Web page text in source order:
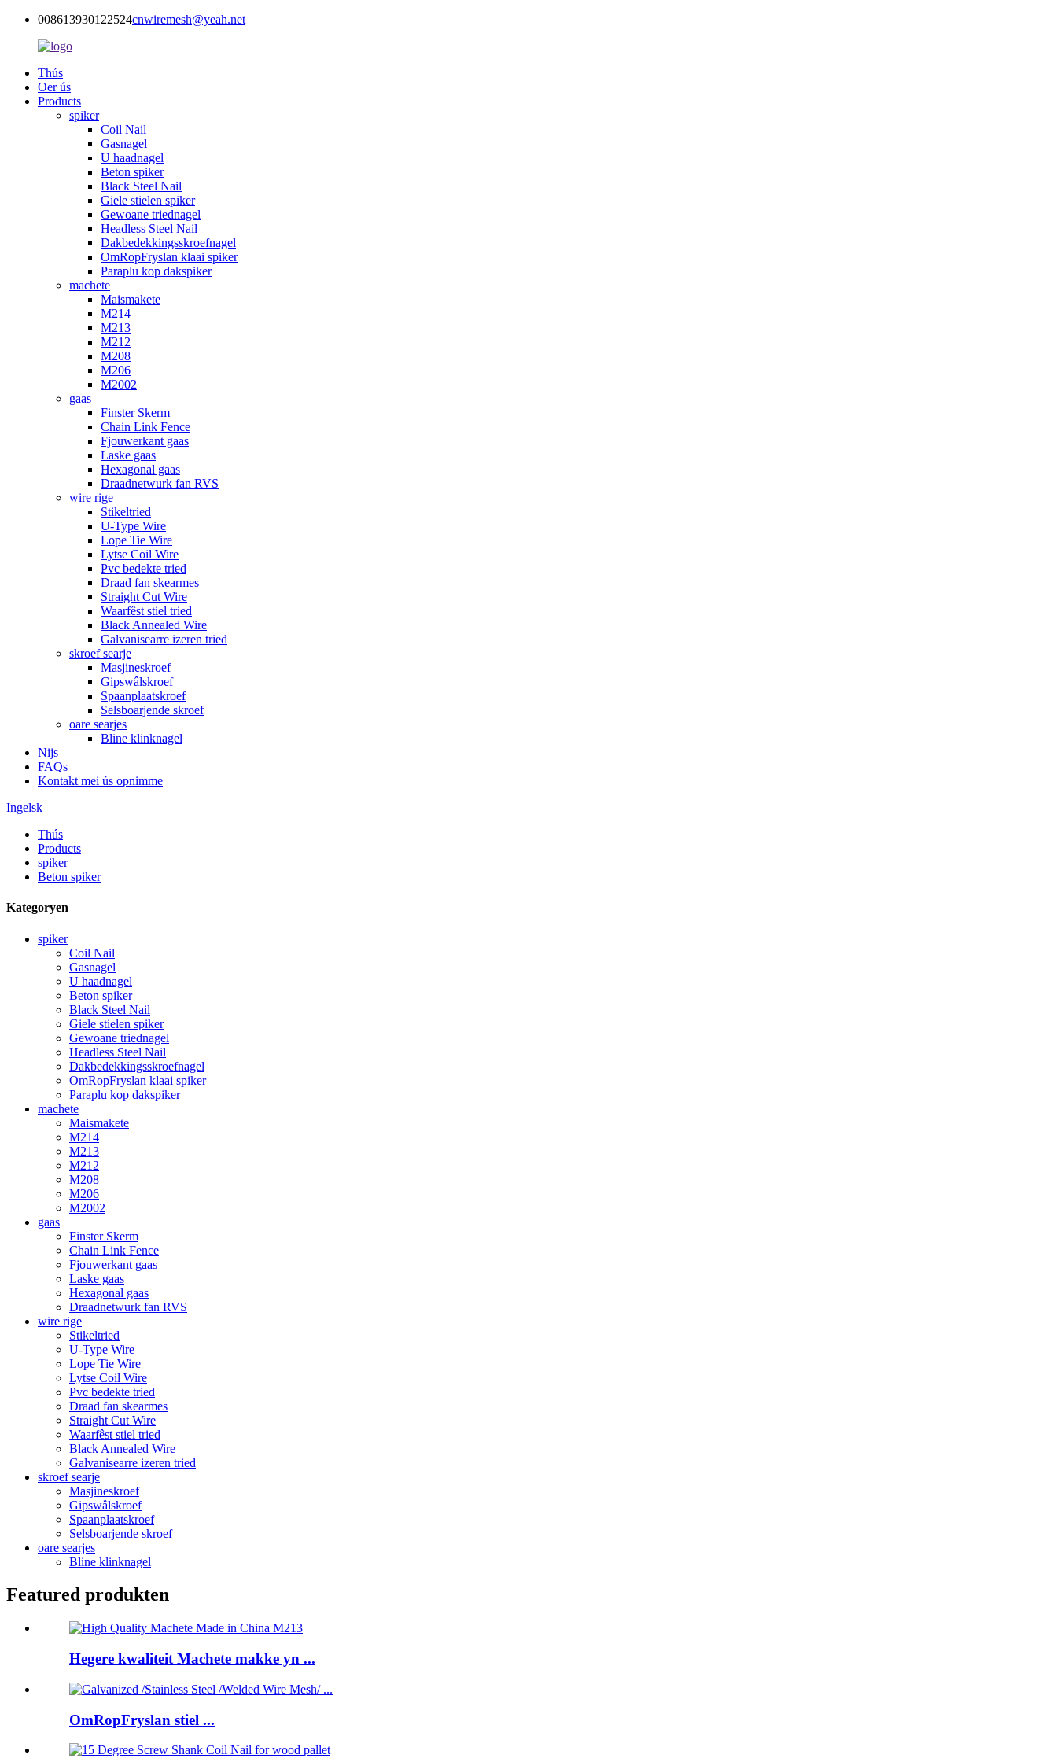
008613930122524cnwiremesh@yeah.net
Thús
Oer ús
Products
spiker
Coil Nail
Gasnagel
U haadnagel
Beton spiker
Black Steel Nail
Giele stielen spiker
Gewoane triednagel
Headless Steel Nail
Dakbedekkingsskroefnagel
OmRopFryslan klaai spiker
Paraplu kop dakspiker
machete
Maismakete
M214
M213
M212
M208
M206
M2002
gaas
Finster Skerm
Chain Link Fence
Fjouwerkant gaas
Laske gaas
Hexagonal gaas
Draadnetwurk fan RVS
wire rige
Stikeltried
U-Type Wire
Lope Tie Wire
Lytse Coil Wire
Pvc bedekte tried
Draad fan skearmes
Straight Cut Wire
Waarfêst stiel tried
Black Annealed Wire
Galvanisearre izeren tried
skroef searje
Masjineskroef
Gipswâlskroef
Spaanplaatskroef
Selsboarjende skroef
oare searjes
Bline klinknagel
Nijs
FAQs
Kontakt mei ús opnimme
Ingelsk
Thús
Products
spiker
Beton spiker
Kategoryen
spiker
Coil Nail
Gasnagel
U haadnagel
Beton spiker
Black Steel Nail
Giele stielen spiker
Gewoane triednagel
Headless Steel Nail
Dakbedekkingsskroefnagel
OmRopFryslan klaai spiker
Paraplu kop dakspiker
machete
Maismakete
M214
M213
M212
M208
M206
M2002
gaas
Finster Skerm
Chain Link Fence
Fjouwerkant gaas
Laske gaas
Hexagonal gaas
Draadnetwurk fan RVS
wire rige
Stikeltried
U-Type Wire
Lope Tie Wire
Lytse Coil Wire
Pvc bedekte tried
Draad fan skearmes
Straight Cut Wire
Waarfêst stiel tried
Black Annealed Wire
Galvanisearre izeren tried
skroef searje
Masjineskroef
Gipswâlskroef
Spaanplaatskroef
Selsboarjende skroef
oare searjes
Bline klinknagel
Featured produkten
Hegere kwaliteit Machete makke yn ...
OmRopFryslan stiel ...